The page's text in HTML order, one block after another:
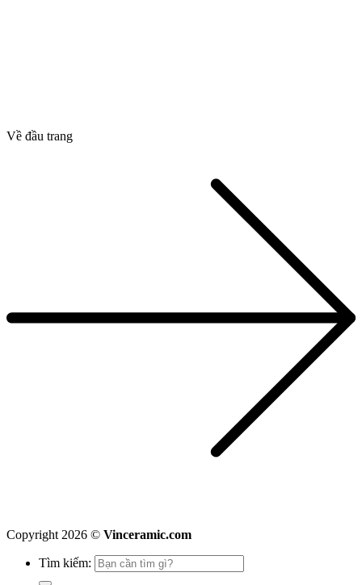
Về đầu trang
Copyright 2026 © Vinceramic.com
Tìm kiếm: